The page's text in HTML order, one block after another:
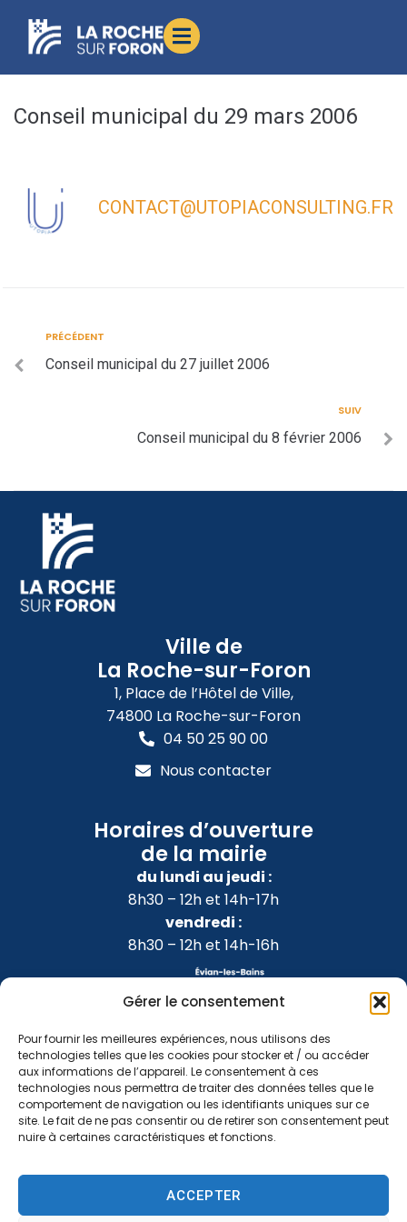
Gérer le consentement
Pour fournir les meilleures expériences, nous utilisons des
technologies telles que les cookies pour stocker et / ou accéder
aux informations de l’appareil. Le consentement à ces
technologies nous permettra de traiter des données telles que le
comportement de navigation ou les identifiants uniques sur ce
site. Le fait de ne pas consentir ou de retirer son consentement peut
nuire à certaines caractéristiques et fonctions.
ACCEPTER
principal
Conseil municipal du 29 mars 2006
CONTACT@UTOPIACONSULTING.FR
PRÉCÉDENT
Conseil municipal du 27 juillet 2006
SUIV
Conseil municipal du 8 février 2006
Ville de
La Roche-sur-Foron
1, Place de l’Hôtel de Ville,
74800 La Roche-sur-Foron
04 50 25 90 00
Nous contacter
Horaires d’ouverture
de la mairie
du lundi au jeudi :
8h30 – 12h et 14h-17h
vendredi :
8h30 – 12h et 14h-16h
Confidentialité